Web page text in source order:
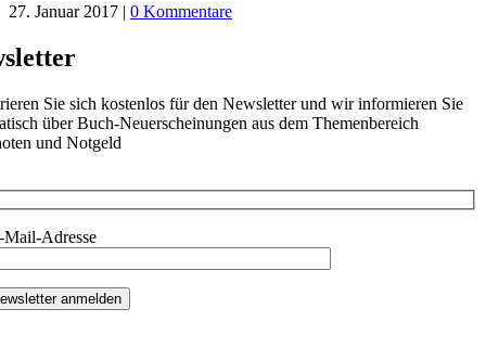
27. Januar 2017 | 0 Kommentare
Sie sich kostenlos für den Newsletter und wir informieren Sie
über Buch-Neuerscheinungen aus dem Themenbereich
und Notgeld
Mail-Adresse